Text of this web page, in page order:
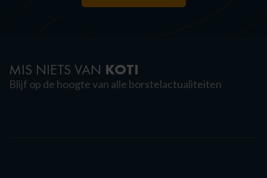
MIS NIETS VAN KOTI
Blijf op de hoogte van alle borstelactualiteiten